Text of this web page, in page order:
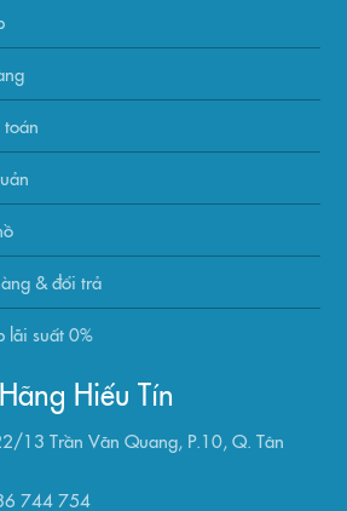
& đổi trả
lãi suất 0%
Hiếu Tín
13 Trần Văn Quang, P.10, Q. Tân
744 754